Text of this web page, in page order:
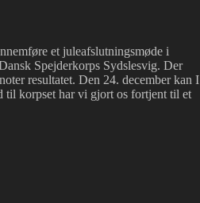
et juleafslutningsmøde i
Spejderkorps Sydslesvig. Der
resultatet. Den 24. december kan I
til korpset har vi gjort os fortjent til et